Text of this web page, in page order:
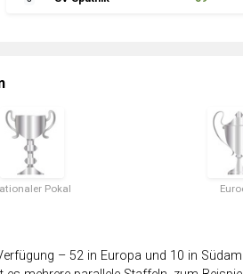
Pokal
– 52 in Europa und 10 in